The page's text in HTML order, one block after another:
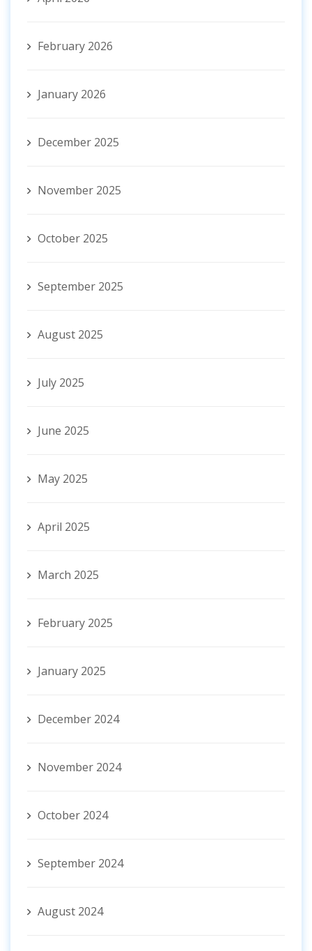
February 2026
January 2026
December 2025
November 2025
October 2025
September 2025
August 2025
July 2025
June 2025
May 2025
April 2025
March 2025
February 2025
January 2025
December 2024
November 2024
October 2024
September 2024
August 2024